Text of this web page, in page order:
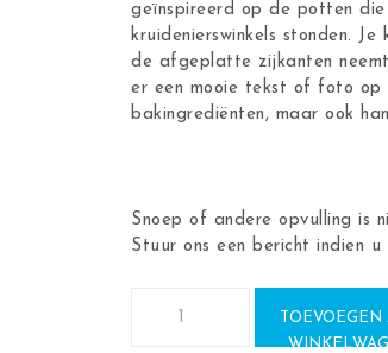
geïnspireerd op de potten
kruidenierswinkels stonden.
de afgeplatte zijkanten
er een mooie tekst of foto op
bakingrediënten, maar ook
Snoep of andere opvulling is
Stuur ons een bericht indien u
TOEVOEGEN